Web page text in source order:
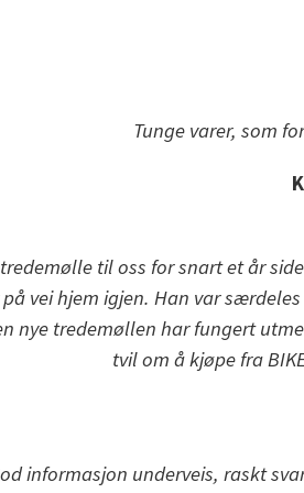
Tunge varer, som
til oss for snart et år
vei hjem igjen. Han var
nye tredemøllen har fungert
tvil om å kjøpe fra
informasjon underveis, raskt